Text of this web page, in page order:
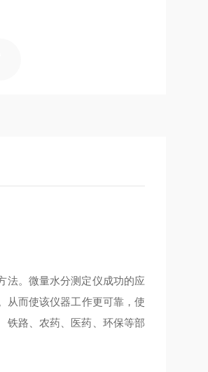
法。微量水分测定仪成功的应
从而使该仪器工作更可靠，使
铁路、农药、医药、环保等部